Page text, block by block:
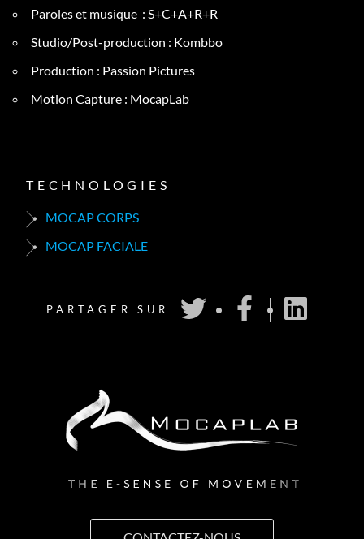
Paroles et musique : S+C+A+R+R
Studio/Post-production : Kombbo
Production : Passion Pictures
Motion Capture : MocapLab
TECHNOLOGIES
MOCAP CORPS
MOCAP FACIALE
PARTAGER SUR